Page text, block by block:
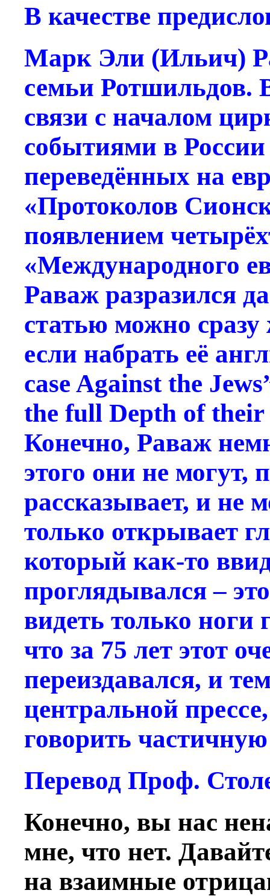
В качестве
Марк Эли (Ильич)
семьи Ротшильдов.
связи с началом
событиями в России
переведённых на
«Протоколов
появлением
«Международного
Раваж разразился
статью можно
если набрать её
case Against the
the full Depth of
Конечно, Раваж
этого они не могут,
рассказывает, и не
только открывает
который как-то
проглядывался –
видеть только ноги
что за 75 лет этот
переиздавался, и
центральной
говорить
Перевод Проф.
Конечно, вы нас
мне, что нет.
на взаимные